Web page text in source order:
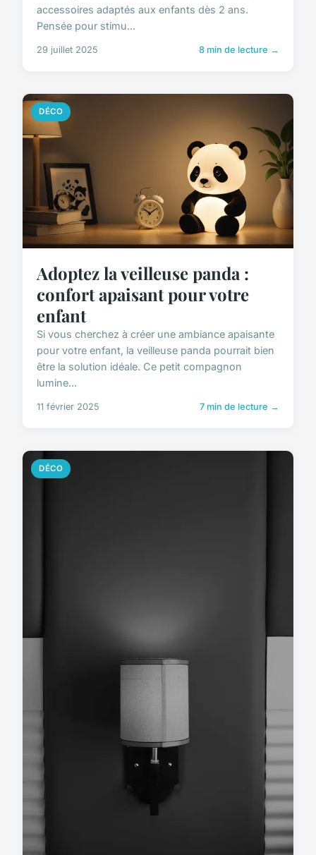
accessoires adaptés aux enfants dès 2 ans.
Pensée pour stimu...
29 juillet 2025 8 min de lecture →
DÉCO
Adoptez la veilleuse panda :
confort apaisant pour votre
enfant
Si vous cherchez à créer une ambiance apaisante
pour votre enfant, la veilleuse panda pourrait bien
être la solution idéale. Ce petit compagnon
lumine...
11 février 2025 7 min de lecture →
DÉCO